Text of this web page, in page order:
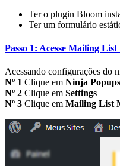
Ter o plugin Bloom
Ter um formulário
Passo 1: Acesse Mailing
Acessando configurações do
Nº 1 Clique em Ninja Popups
Nº 2 Clique em Settings
Nº 3 Clique em Mailing List